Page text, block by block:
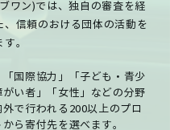
ワン)では、独自の審査を経
、信頼のおける団体の活動を
。
「国際協力」「子ども・青少
がい者」「女性」などの分野
外で行われる200以上のプロ
ら寄付先を選べます。